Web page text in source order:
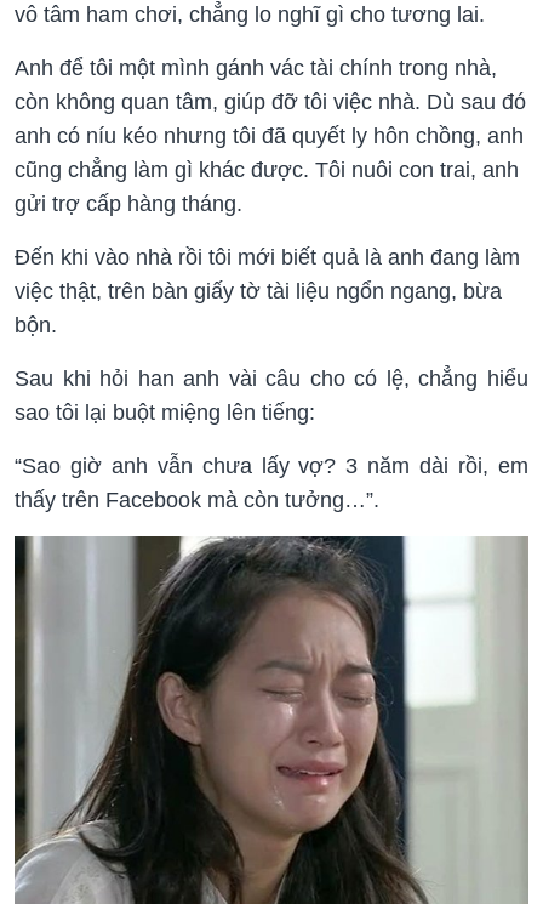
vô tâm ham chơi, chẳng lo nghĩ gì cho tương lai.
Anh để tôi một mình gánh vác tài chính trong nhà,
còn không quan tâm, giúp đỡ tôi việc nhà. Dù sau đó
anh có níu kéo nhưng tôi đã quyết ly hôn chồng, anh
cũng chẳng làm gì khác được. Tôi nuôi con trai, anh
gửi trợ cấp hàng tháng.
Đến khi vào nhà rồi tôi mới biết quả là anh đang làm
việc thật, trên bàn giấy tờ tài liệu ngổn ngang, bừa
bộn.
Sau khi hỏi han anh vài câu cho có lệ, chẳng hiểu
sao tôi lại buột miệng lên tiếng:
“Sao giờ anh vẫn chưa lấy vợ? 3 năm dài rồi, em
thấy trên Facebook mà còn tưởng…”.